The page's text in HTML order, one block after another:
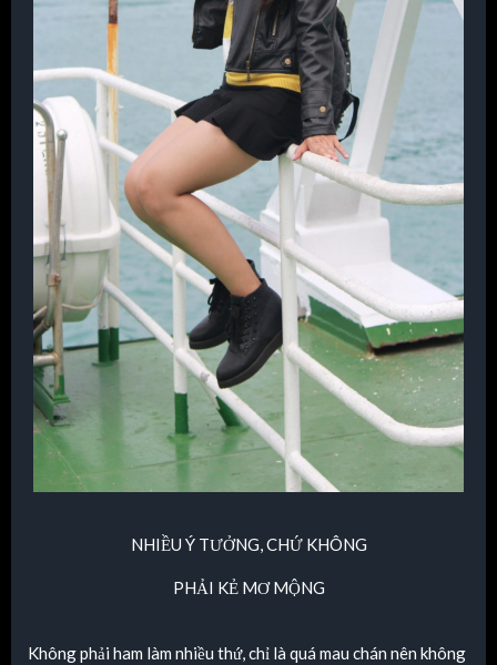
NHIỀU Ý TƯỞNG, CHỨ KHÔNG
PHẢI KẺ MƠ MỘNG
Không phải ham làm nhiều thứ, chỉ là quá mau chán nên không